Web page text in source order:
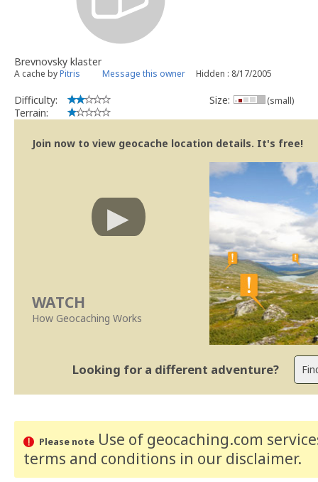
Brevnovsky klaster
A cache byPitris Message this owner Hidden : 8/17/2005
Difficulty:
Terrain:
Size: (small)
Join now to view geocache location details. It's free!
WATCH
How Geocaching Works
Looking for a different adventure?
Please noteUse of geocaching.com
terms and conditions in our disclaimer.